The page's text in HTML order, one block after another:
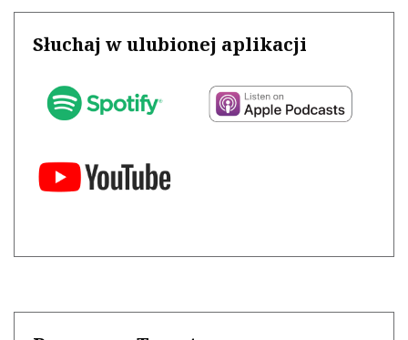
Słuchaj w ulubionej aplikacji